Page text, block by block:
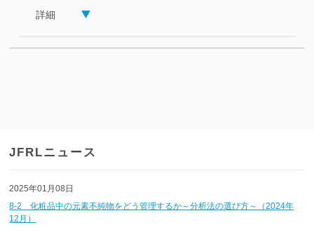
詳細
JFRLニュース
2025年01月08日
8-2 化粧品中の元素不純物をどう管理するか～分析法の選び方～（2024年
12月）